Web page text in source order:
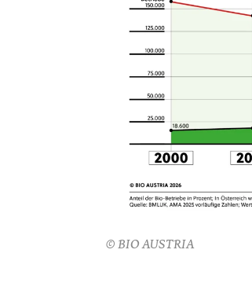
© BIO AUSTRIA